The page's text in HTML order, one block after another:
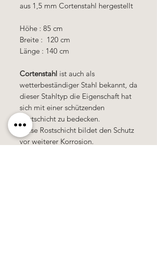
aus 1,5 mm Cortenstahl hergestellt
Höhe : 85 cm
Breite : 120 cm
Länge : 140 cm
Cortenstahl ist auch als
wetterbeständiger Stahl bekannt, da
dieser Stahltyp die Eigenschaft hat
sich mit einer schützenden
Rostschicht zu bedecken.
Diese Rostschicht bildet den Schutz
vor weiterer Korrosion.